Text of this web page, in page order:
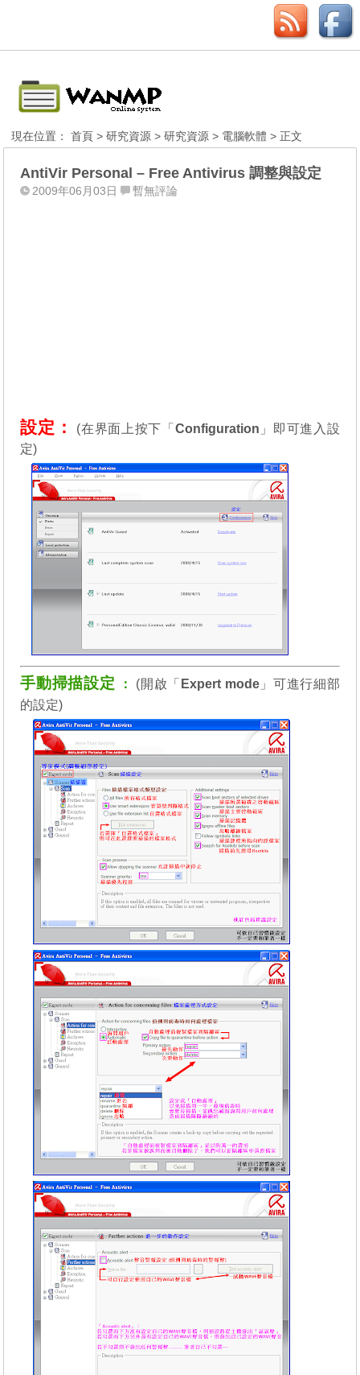
現在位置：首頁 >研究資源 >研究資源 > 電腦軟體 > 正文
AntiVir Personal – Free Antivirus 調整與設定
2009年06月03日 暫無評論
設定： (在界面上按下「 Configuration 」即可進入設
定)
手動掃描設定 ： (開啟「 Expert mode」可進行細部
的設定)